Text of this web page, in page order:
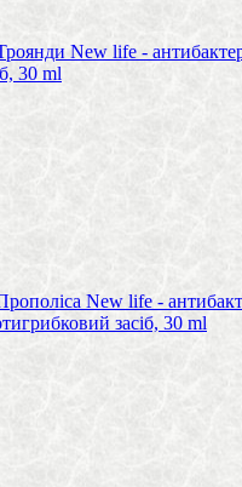
New life -
30 ml
New life -
засіб, 30 ml